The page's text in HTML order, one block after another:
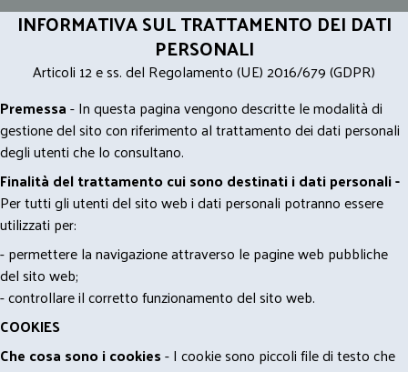
INFORMATIVA SUL TRATTAMENTO DEI DATI
PERSONALI
Articoli 12 e ss. del Regolamento (UE) 2016/679 (GDPR)
Premessa- In questa pagina vengono descritte le modalità di
gestione del sito con riferimento al trattamento dei dati personali
degli utenti che lo consultano.
Finalità del trattamento cui sono destinati i dati personali -
Per tutti gli utenti del sito web i dati personali potranno essere
utilizzati per:
- permettere la navigazione attraverso le pagine web pubbliche
del sito web;
- controllare il corretto funzionamento del sito web.
COOKIES
Che cosa sono i cookies- I cookie sono piccoli file di testo che